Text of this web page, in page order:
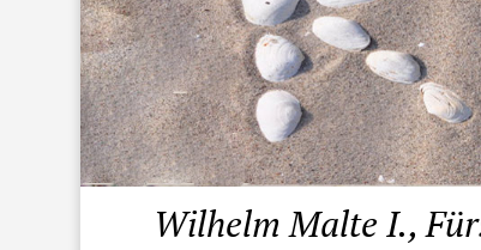
Wilhelm Malte I.,